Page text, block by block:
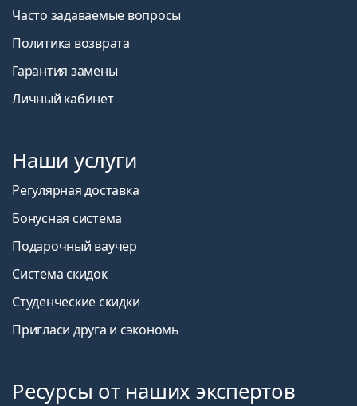
Часто задаваемые вопросы
Политика возврата
Гарантия замены
Личный кабинет
Наши услуги
Регулярная доставка
Бонусная система
Подарочный ваучер
Система скидок
Студенческие скидки
Пригласи друга и сэкономь
Ресурсы от наших экспертов